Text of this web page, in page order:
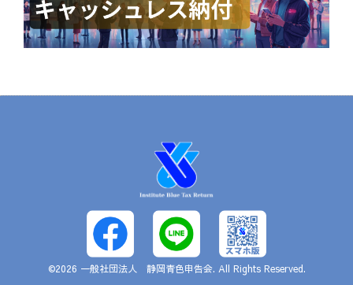
©2026 一般社団法人 静岡青色申告会. All Rights Reserved.